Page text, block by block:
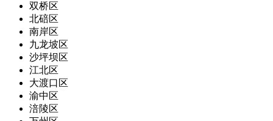
双桥区
北碚区
南岸区
九龙坡区
沙坪坝区
江北区
大渡口区
渝中区
涪陵区